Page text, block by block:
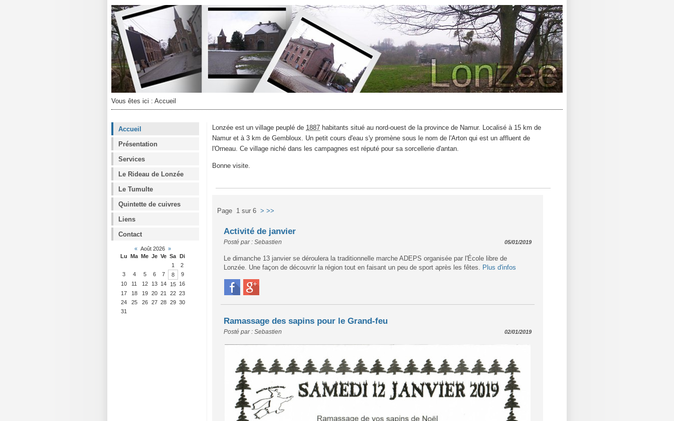
Vous êtes ici : Accueil
Accueil
Présentation
Services
Le Rideau de Lonzée
Le Tumulte
Quintette de cuivres
Liens
Contact
« Août 2026 »
Lu Ma Me Je Ve Sa Di
1
2
3
4 5 6 7 8
9
10
11 12 13 14 15
16
17
18 19 20 21 22 23
24
25 26 27 28 29 30
31
Lonzée est un village peuplé de 1887 habitants situé au nord-ouest de la province de Namur. Localisé à 15 km de
Namur et à 3 km de Gembloux. Un petit cours d'eau s'y promène sous le nom de l'Arton qui est un affluent de
l'Orneau. Ce village niché dans les campagnes est réputé pour sa sorcellerie d'antan.
Bonne visite.
Page 1 sur 6 > >>
Activité de janvier
Posté par : Sebastien 05/01/2019
Le dimanche 13 janvier se déroulera la traditionnelle marche ADEPS organisée par l'École libre de
Lonzée. Une façon de découvrir la région tout en faisant un peu de sport après les fêtes. Plus d'infos
Ramassage des sapins pour le Grand-feu
Posté par : Sebastien 02/01/2019